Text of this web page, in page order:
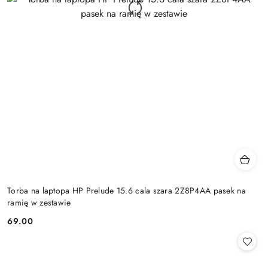
Torba na laptopa HP Prelude 15.6 cala szara 2Z8P4AA pasek na
ramię w zestawie
Cena:
69.00